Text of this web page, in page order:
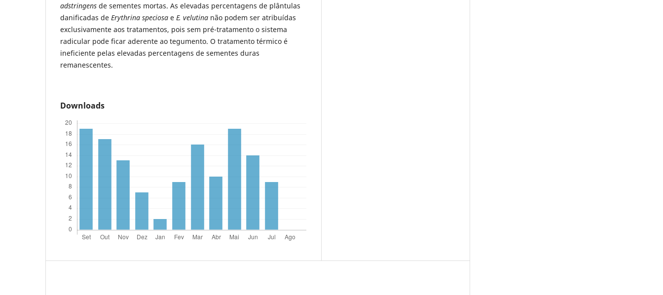
adstringens de sementes mortas. As elevadas percentagens de plântulas
danificadas de Erythrina speciosa e E. velutina não podem ser atribuídas
exclusivamente aos tratamentos, pois sem pré-tratamento o sistema
radicular pode ficar aderente ao tegumento. O tratamento térmico é
ineficiente pelas elevadas percentagens de sementes duras
remanescentes.
Downloads